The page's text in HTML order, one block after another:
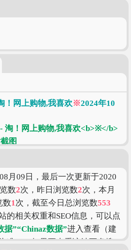
！网上购物,我喜欢※2024年10
月09日，最后一次更新于2020
数2次，昨日浏览数2次，本月
数1次，截至今日总浏览数553
的相关权重和SEO信息，可以点
据”“Chinaz数据”进入查看（建
准），如果要查看该站更多搜